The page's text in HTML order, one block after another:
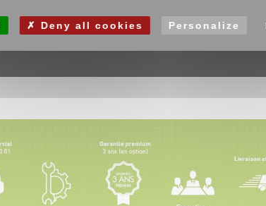
Deny all cookies Personalize